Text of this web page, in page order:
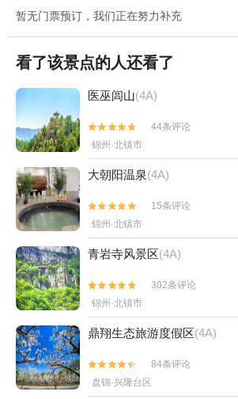
暂无门票预订，我们正在努力补充
看了该景点的人还看了
医巫闾山(4A)


44条评论
锦州·北镇市
大朝阳温泉(4A)


15条评论
锦州·北镇市
青岩寺风景区(4A)


302条评论
锦州·北镇市
鼎翔生态旅游度假区(4A)


84条评论
盘锦·兴隆台区